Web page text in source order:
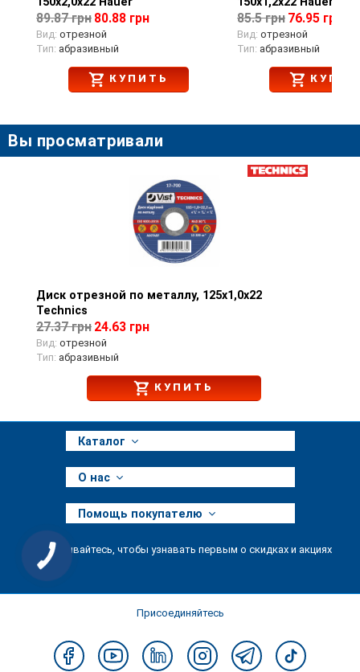
89.87 грн 80.88 грн
Вид: отрезной
Тип: абразивный
КУПИТЬ
85.5 грн 76.95 грн
Вид: отрезной
Тип: абразивный
Вы просматривали
Просмотр товара
Диск отрезной по металлу, 125х1,0х22
Technics
27.37 грн 24.63 грн
Вид: отрезной
Тип: абразивный
КУПИТЬ
Каталог
О нас
Помощь покупателю
Подписывайтесь, чтобы узнавать первым о скидках и акциях
Присоединяйтесь
КНОПКА
ЗВ'ЯЗКУ